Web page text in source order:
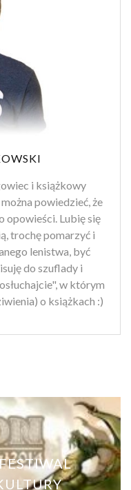
i książkowy
powiedzieć, że
opowieści. Lubię się
trochę pomarzyć i
lenistwa, być
do szuflady i
w którym
o książkach :)